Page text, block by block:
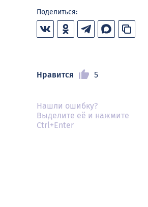
Поделиться:
Нравится 5
Нашли ошибку?
Выделите её и нажмите
Ctrl+Enter